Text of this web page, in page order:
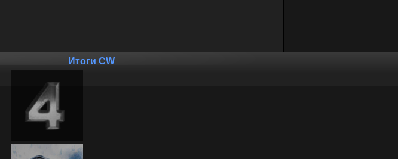
Итоги CW